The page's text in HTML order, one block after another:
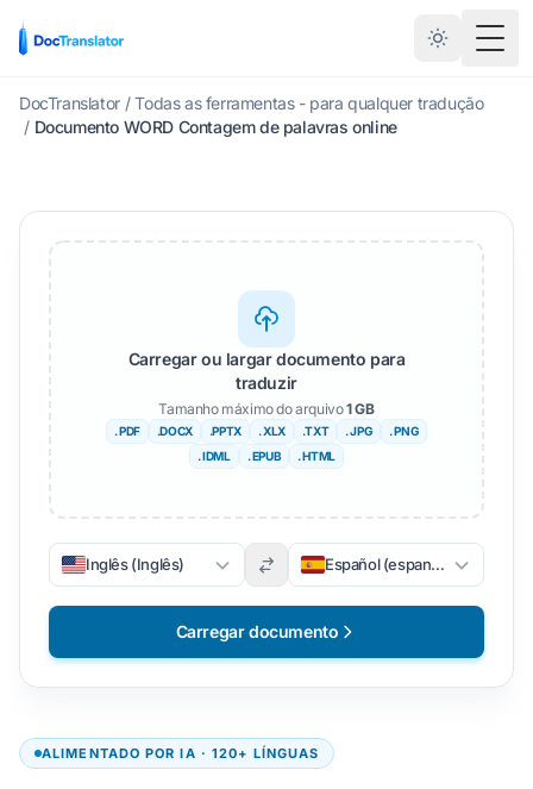
DocTranslator / Todas as ferramentas - para qualquer tradução
/ Documento WORD Contagem de palavras online
ALIMENTADO POR IA · 120+ LÍNGUAS
Carregar ou largar documento para
traduzir
Tamanho máximo do arquivo1 GB
. PDF .DOCX .PPTX . XLX .TXT . JPG
. PNG
. IDML
. EPUB . HTML
Inglês (Inglês) Español (espanhol)
Carregar documento